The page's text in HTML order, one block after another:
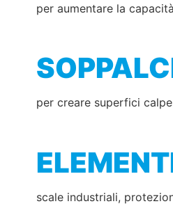
per aumentare la
per creare superfici
scale industriali,